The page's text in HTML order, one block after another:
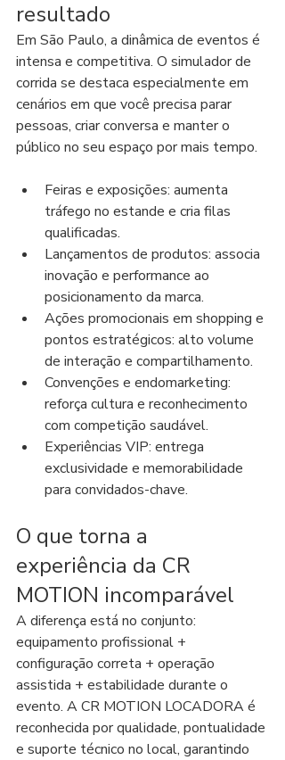
resultado
Em São Paulo, a dinâmica de eventos é
intensa e competitiva. O simulador de
corrida se destaca especialmente em
cenários em que você precisa parar
pessoas, criar conversa e manter o
público no seu espaço por mais tempo.
Feiras e exposições: aumenta
tráfego no estande e cria filas
qualificadas.
Lançamentos de produtos: associa
inovação e performance ao
posicionamento da marca.
Ações promocionais em shopping e
pontos estratégicos: alto volume
de interação e compartilhamento.
Convenções e endomarketing:
reforça cultura e reconhecimento
com competição saudável.
Experiências VIP: entrega
exclusividade e memorabilidade
para convidados-chave.
O que torna a
experiência da CR
MOTION incomparável
A diferença está no conjunto:
equipamento profissional +
configuração correta + operação
assistida + estabilidade durante o
evento. A CR MOTION LOCADORA é
reconhecida por qualidade, pontualidade
e suporte técnico no local, garantindo